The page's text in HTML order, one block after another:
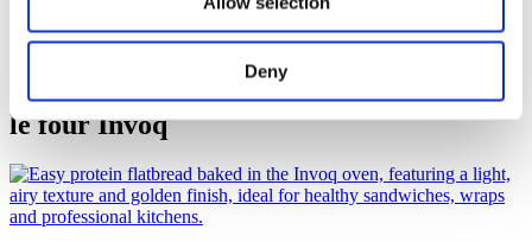
Deny
Sales & Culinary Support
Découvrez plus de recettes élaborées dans
le four Invoq